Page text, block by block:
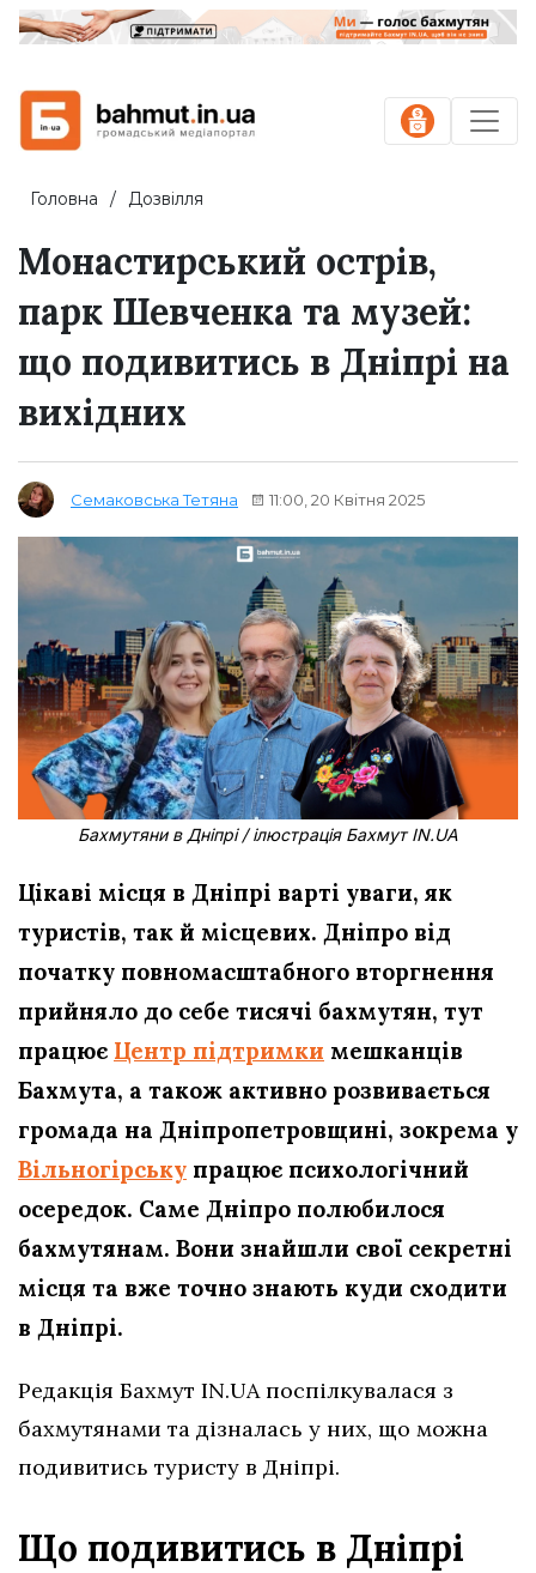
Головна Дозвілля
Монастирський острів,
парк Шевченка та музей:
що подивитись в Дніпрі на
вихідних
Семаковська Тетяна 11:00, 20 Квітня 2025
Бахмутяни в Дніпрі / ілюстрація Бахмут IN.UA
Цікаві місця в Дніпрі варті уваги, як
туристів, так й місцевих. Дніпро від
початку повномасштабного вторгнення
прийняло до себе тисячі бахмутян, тут
працює Центр підтримки мешканців
Бахмута, а також активно розвивається
громада на Дніпропетровщині, зокрема у
Вільногірську працює психологічний
осередок. Саме Дніпро полюбилося
бахмутянам. Вони знайшли свої секретні
місця та вже точно знають куди сходити
в Дніпрі.
Редакція Бахмут IN.UA поспілкувалася з
бахмутянами та дізналась у них, що можна
подивитись туристу в Дніпрі.
Що подивитись в Дніпрі